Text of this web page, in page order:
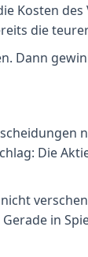
Kosten
die
Dann
Die
in